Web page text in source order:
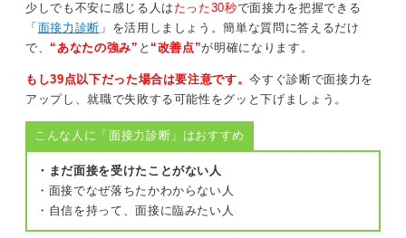
少しでも不安に感じる人は たった30秒で面接力を把握できる
「 面接力診断 」を活用しましょう。簡単な質問に答えるだけ
で、 “あなたの強み” と “改善点”が明確になります。
もし39点以下だった場合は要注意です。今すぐ診断で面接力を
アップし、就職で失敗する可能性をグッと下げましょう。
こんな人に「面接力診断」はおすすめ
・まだ面接を受けたことがない人
・面接でなぜ落ちたかわからない人
・自信を持って、面接に臨みたい人